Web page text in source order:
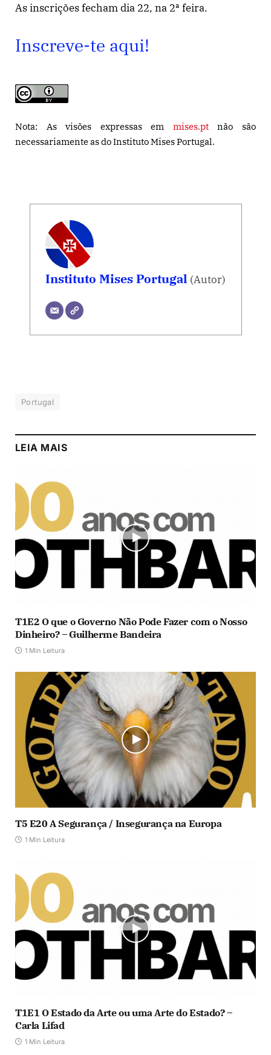
As inscrições fecham dia 22, na 2ª feira.
Inscreve-te aqui!
Nota: As visões expressas em mises.ptnão são
necessariamente as do Instituto Mises Portugal.
Instituto Mises Portugal (Autor)
Portugal
LEIA MAIS
T1E2 O que o Governo Não Pode Fazer com o Nosso
Dinheiro? – Guilherme Bandeira
1 Min Leitura
T5 E20 A Segurança / Insegurança na Europa
1 Min Leitura
T1E1 O Estado da Arte ou uma Arte do Estado? –
Carla Lifad
1 Min Leitura